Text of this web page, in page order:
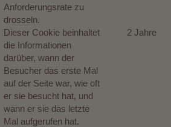
Anforderungsrate zu
drosseln.
Dieser Cookie beinhaltet
die Informationen
darüber, wann der
Besucher das erste Mal
auf der Seite war, wie oft
er sie besucht hat, und
wann er sie das letzte
Mal aufgerufen hat.
2 Jahre